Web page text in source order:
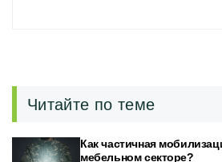
Читайте по теме
Как частичная
мебельном секторе?